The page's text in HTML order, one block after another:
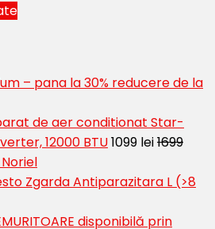
– pana la 30% reducere de la
de aer conditionat Star-
12000 BTU1099 lei1699
Zgarda Antiparazitara L (>8
disponibilă prin